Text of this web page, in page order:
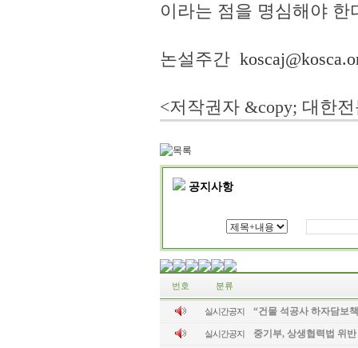
이라는 점을 명심해야 한
논설주간
<저작권자 &copy; 대한
공지사항
번호 분류
실시간공지 “건물 석공사 하자담보
실시간공지 중기부, 상생협력법 위